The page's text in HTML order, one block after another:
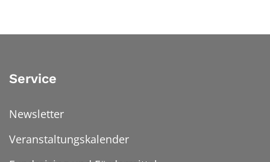
Service
Newsletter
Veranstaltungskalender